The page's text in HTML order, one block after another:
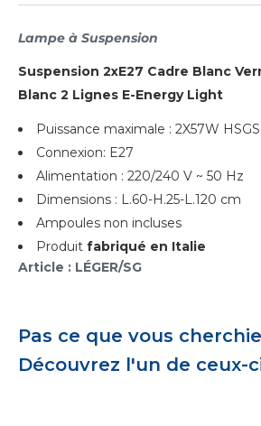
Lampe à Suspension
Suspension 2xE27 Cadre Blanc
Blanc 2 Lignes E-Energy Light
Puissance maximale : 2X57W HSGS
Connexion: E27
Alimentation : 220/240 V ~ 50 Hz
Dimensions : L.60-H.25-L.120 cm
Ampoules non incluses
Produit fabriqué en Italie
Article : LÉGER/SG
Pas ce que vous
Découvrez l'un de ceux-